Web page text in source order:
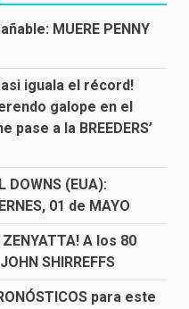
MUERE PENNY
iguala el récord!
galope en el
pase a la BREEDERS’
DOWNS (EUA):
01 de MAYO
A los 80
SHIRREFFS
para este